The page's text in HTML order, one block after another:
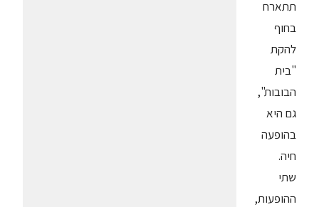
תתארח
בחוף
להקת
"בית
הבובות",
גם היא
בהופעה
חיה.
שתי
ההופעות,